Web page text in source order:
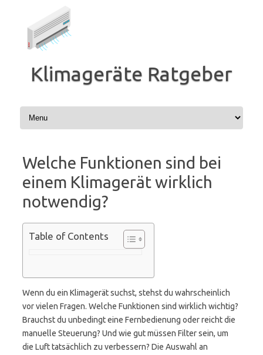
Klimageräte Ratgeber
Welche Funktionen sind bei
einem Klimagerät wirklich
notwendig?
Table of Contents
Wenn du ein Klimagerät suchst, stehst du wahrscheinlich
vor vielen Fragen. Welche Funktionen sind wirklich wichtig?
Brauchst du unbedingt eine Fernbedienung oder reicht die
manuelle Steuerung? Und wie gut müssen Filter sein, um
die Luft tatsächlich zu verbessern? Die Auswahl an